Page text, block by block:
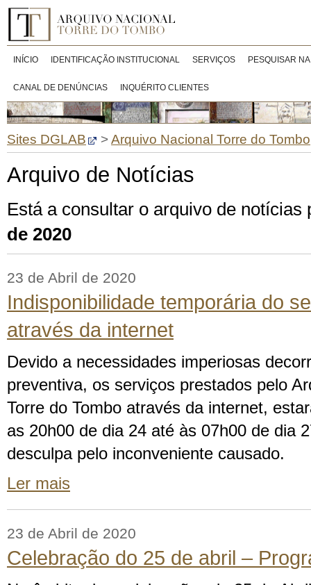
INÍCIO IDENTIFICAÇÃO INSTITUCIONAL SERVIÇOS PESQUISAR
CANAL DE DENÚNCIAS INQUÉRITO CLIENTES
Sites DGLAB >Arquivo Nacional Torre do Tombo
Arquivo de Notícias
Está a consultar o arquivo de
de 2020
23 de Abril de 2020
Indisponibilidade temporária do
através da internet
Devido a necessidades imperiosas
preventiva, os serviços prestados pelo
Torre do Tombo através da internet,
as 20h00 de dia 24 até às 07h00 de dia
desculpa pelo inconveniente causado.
Ler mais
23 de Abril de 2020
Celebração do 25 de abril –